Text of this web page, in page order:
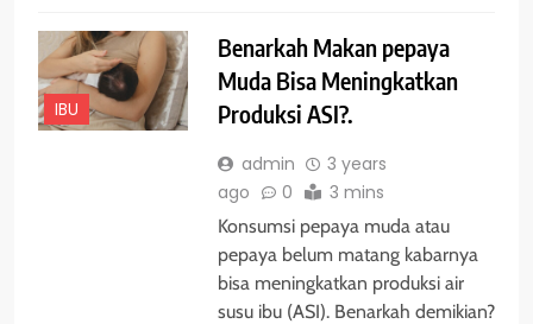
IBU
Benarkah Makan pepaya
Muda Bisa Meningkatkan
Produksi ASI?.
admin
3 years
ago
0 3 mins
Konsumsi pepaya muda atau
pepaya belum matang kabarnya
bisa meningkatkan produksi air
susu ibu (ASI). Benarkah demikian?